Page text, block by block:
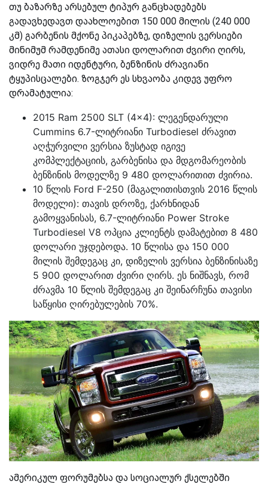
თუ ბაზარზე არსებულ ტიპურ განცხადებებს
გადავხედავთ დაახლოებით 150 000 მილის (240 000
კმ) გარბენის მქონე პიკაპებზე, დიზელის ვერსიები
მინიმუმ რამდენიმე ათასი დოლარით ძვირი ღირს,
ვიდრე მათი იდენტური, ბენზინის ძრავიანი
ტყუპისცალები. ზოგჯერ ეს სხვაობა კიდევ უფრო
დრამატულია:
2015 Ram 2500 SLT (4x4): ლეგენდარული
Cummins 6.7-ლიტრიანი Turbodiesel ძრავით
აღჭურვილი ვერსია ზუსტად იგივე
კომპლექტაციის, გარბენისა და მდგომარეობის
ბენზინის მოდელზე 9 480 დოლარითით ძვირია.
10 წლის Ford F-250 (მაგალითისთვის 2016 წლის
მოდელი): თავის დროზე, ქარხნიდან
გამოყვანისას, 6.7-ლიტრიანი Power Stroke
Turbodiesel V8 ოპცია კლიენტს დამატებით 8 480
დოლარი უჯდებოდა. 10 წლისა და 150 000
მილის შემდეგაც კი, დიზელის ვერსია ბენზინისაზე
5 900 დოლარით ძვირი ღირს. ეს ნიშნავს, რომ
ძრავმა 10 წლის შემდეგაც კი შეინარჩუნა თავისი
საწყისი ღირებულების 70%.
ამერიკულ ფორუმებსა და სოციალურ ქსელებში